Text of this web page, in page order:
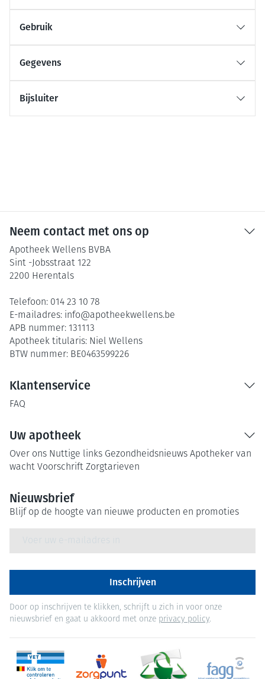
Gebruik
Gegevens
Bijsluiter
Neem contact met ons op
Apotheek Wellens BVBA
Sint -Jobsstraat 122
2200 Herentals
Telefoon: 014 23 10 78
E-mailadres: info@apotheekwellens.be
APB nummer: 131113
Apotheek titularis: Niel Wellens
BTW nummer: BE0463599226
Klantenservice
FAQ
Uw apotheek
Over ons Nuttige links Gezondheidsnieuws Apotheker van
wacht Voorschrift Zorgtarieven
Nieuwsbrief
Blijf op de hoogte van nieuwe producten en promoties
Inschrijven
Door op inschrijven te klikken, schrijft u zich in voor onze
nieuwsbrief en gaat u akkoord met onze privacy policy.